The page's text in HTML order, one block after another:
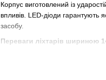
Корпус виготовлений із
впливів. LED-діоди гарантують
засобу.
Переваги ліхтарів шириною